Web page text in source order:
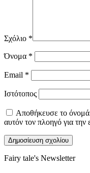
Σχόλιο *
Όνομα *
Email *
Ιστότοπος
Αποθήκευσε το όνομά
αυτόν τον πλοηγό για
Fairy tale's Newsletter